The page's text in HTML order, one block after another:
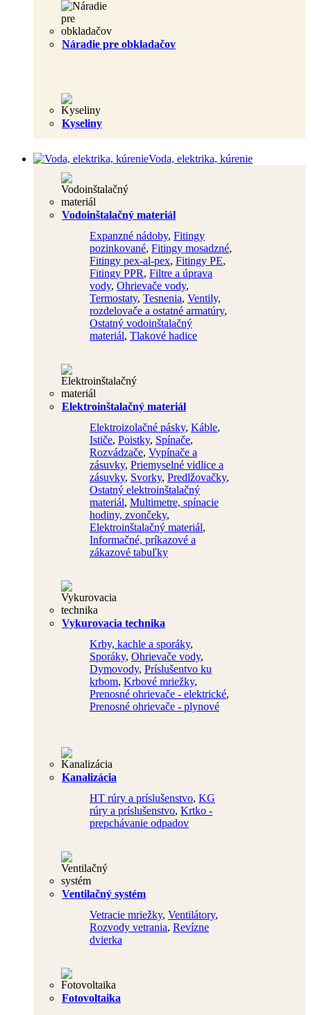
Náradie pre obkladačov
Kyseliny
Voda, elektrika, kúrenie
Vodoinštalačný materiál
Expanzné nádoby, Fitingy
pozinkované, Fitingy mosadzné,
Fitingy pex-al-pex, Fitingy PE,
Fitingy PPR, Filtre a úprava
vody, Ohrievače vody,
Termostaty, Tesnenia, Ventily,
rozdelovače a ostatné armatúry,
Ostatný vodoinštalačný
materiál, Tlakové hadice
Elektroinštalačný materiál
Elektroizolačné pásky, Káble,
Ističe, Poistky, Spínače,
Rozvádzače, Vypínače a
zásuvky, Priemyselné vidlice a
zásuvky, Svorky, Predlžovačky,
Ostatný elektroinštalačný
materiál, Multimetre, spínacie
hodiny, zvončeky,
Elektroinštalačný materiál,
Informačné, príkazové a
zákazové tabuľky
Vykurovacia technika
Krby, kachle a sporáky,
Sporáky, Ohrievače vody,
Dymovody, Príslušentvo ku
krbom, Krbové mriežky,
Prenosné ohrievače - elektrické,
Prenosné ohrievače - plynové
Kanalizácia
HT rúry a príslušenstvo, KG
rúry a príslušenstvo, Krtko -
prepchávanie odpadov
Ventilačný systém
Vetracie mriežky, Ventilátory,
Rozvody vetrania, Revízne
dvierka
Fotovoltaika